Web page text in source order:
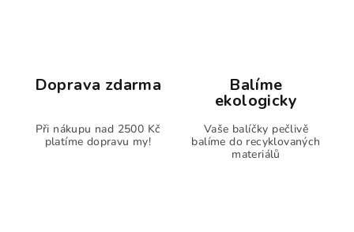
Doprava zdarma
Při nákupu nad 2500 Kč
platíme dopravu my!
Balíme
ekologicky
Vaše balíčky pečlivě
balíme do recyklovaných
materiálů